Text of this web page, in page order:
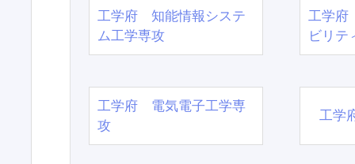
工学府 知能情報システ
ム工学専攻
工学府
ビリテ
工学府 電気電子工学専
攻
工学